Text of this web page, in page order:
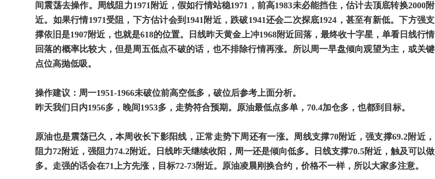
间震荡去操作。周线阻力1971附近，假如行情站稳1971，前高1983未必能挡住，估计去顶底转换2000附
近。如果行情1971受阻，下方估计会到1941附近，跌破1941还会二次探底1924，甚至有新低。下方强支
撑依旧是1907附近，也就是618的位置。日线昨天黄金上冲1968附近回落，最终收十字星，单看日线行情
回落的概率比较大，但是周五低点不破的话，也不排除行情再涨。所以周一早盘倾向观望为主，或关键
点位高抛低吸。
操作建议：周一1951-1966未破位前高空低多，破位后参考上面分析。
昨天我们日内1956多，晚间1953多，走势符合预期。原油最低点多单，70.4加仓多，也都到目标。
原油也是震荡已久，本周收长下影阳线，正常走势下周还有一涨。周线支撑70附近，强支撑69.2附近，
阻力72附近，强阻力74.2附近。日线昨天继续收阳，周一还是倾向低多。日线支撑70.5附近，触及可以做
多。走强的话会在71上方先涨，目标72-73附近。原油凌晨刚换合约，价格不一样，所以大家多注意。